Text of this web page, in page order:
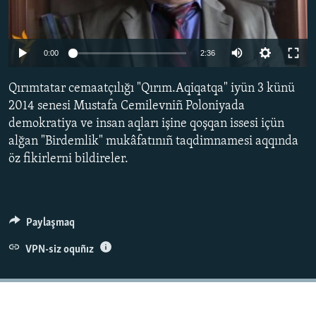
Русский
Українською
QOŞULIÑIZ!
RFE/RS bütün saytları
0:00 2:36
Qırımtatar cemaatçılığı "Qırım.Aqiqatqa" iyün 3 künü
2014 senesi Mustafa Cemilevniñ Poloniyada
demokratiya ve insan aqları işine qoşqan issesi içün
alğan "Birdemlik" mukâfatınıñ taqdimnamesi aqqında
öz fikirlerni bildireler.
Paylaşmaq
VPN-siz oquñız